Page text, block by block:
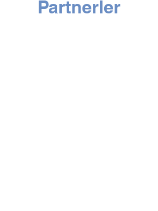
Partnerler